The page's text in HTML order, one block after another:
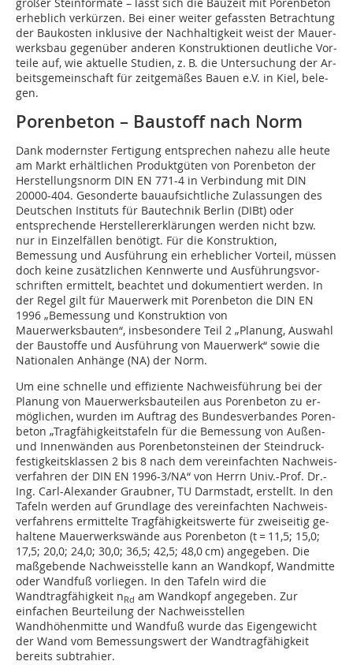
gro­ßer Steinformate – lässt sich die Bauzeit mit Porenbeton
er­heb­lich verkürzen. Bei einer weiter gefassten Betrachtung
der Baukosten inklusive der Nachhaltigkeit weist der Mauer­
werks­bau gegenüber anderen Konstruktionen deut­liche Vor­
teile auf, wie aktuelle Studien, z. B. die Untersuchung der Ar­
beits­gemeinschaft für zeitgemäßes Bauen e.V. in Kiel, be­le­
gen.
Porenbeton – Baustoff nach Norm
Dank modernster Fertigung entsprechen nahezu alle heute
am Markt erhältlichen Produktgüten von Porenbeton der
Herstellungsnorm DIN EN 771-4 in Verbindung mit DIN
20000-404. Gesonderte bauaufsichtliche Zulassungen des
Deutschen Instituts für Bautechnik Berlin (DIBt) oder
entsprechende Herstellererklärungen werden nicht bzw.
nur in Einzelfällen be­nötigt. Für die Konstruktion,
Bemessung und Ausführung ein erheblicher Vorteil, müssen
doch keine zusätzlichen Kennwerte und Ausführungs­vor­
schrif­ten ermittelt, beachtet und doku­men­tiert werden. In
der Regel gilt für Mauerwerk mit Porenbeton die DIN EN
1996 „Bemes­sung und Konstruktion von
Mauerwerksbauten“, insbesondere Teil 2 „Planung, Auswahl
der Baustoffe und Ausführung von Mauerwerk“ sowie die
Nationalen Anhänge (NA) der Norm.
Um eine schnelle und effiziente Nachweisführung bei der
Planung von Mauerwerksbauteilen aus Porenbeton zu er­
mög­lichen, wurden im Auftrag des Bundesverbandes Poren­
beton „Tragfähigkeitstafeln für die Bemessung von Außen-
und Innenwänden aus Porenbetonsteinen der Stein­druck­
fes­tig­keitsklassen 2 bis 8 nach dem vereinfachten Nach­weis­
ver­fahren der DIN EN 1996-3/NA“ von Herrn Univ.-Prof. Dr.-
Ing. Carl-Alexander Graubner, TU Darmstadt, er­stellt. In den
Tafeln werden auf Grundlage des vereinfachten Nach­weis­
ver­fahrens ermittelte Tragfähigkeitswerte für zwei­seitig ge­
hal­tene Mauerwerkswände aus Porenbeton (t = 11,5; 15,0;
17,5; 20,0; 24,0; 30,0; 36,5; 42,5; 48,0 cm) angegeben. Die
maßgebende Nachweisstelle kann an Wandkopf, Wandmitte
oder Wandfuß vorliegen. In den Tafeln wird die
Wandtragfähigkeit nRd am Wandkopf angegeben. Zur
einfachen Beurteilung der Nachweisstellen
Wandhöhenmitte und Wandfuß wurde das Eigengewicht
der Wand vom Bemessungswert der Wandtragfähigkeit
bereits subtrahier.